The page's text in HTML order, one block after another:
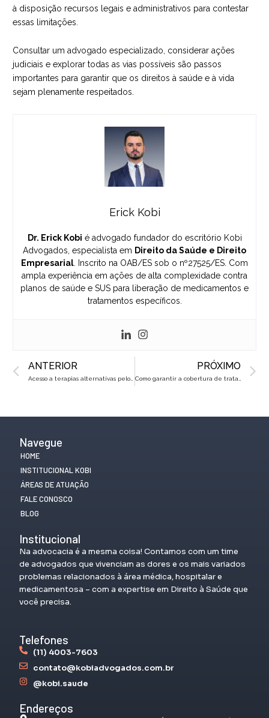
à disposição recursos legais e administrativos para contestar
essas limitações.
Consultar um advogado especializado , considerar ações
judiciais e explorar todas as vias possíveis são passos
importantes para garantir que os direitos à saúde e à vida
sejam plenamente respeitados.
Erick Kobi
Dr. Erick Kobi é advogado fundador do escritório Kobi
Advogados, especialista em Direito da Saúde e Direito
Empresarial . Inscrito na OAB/ES sob o nº27525/ES. Com
ampla experiência em ações de alta complexidade contra
planos de saúde e SUS para liberação de medicamentos e
tratamentos específicos.
Prev
ANTERIOR PRÓXIMO
Navegue
HOME
INSTITUCIONAL KOBI
ÁREAS DE ATUAÇÃO
FALE CONOSCO
BLOG
Institucional
Na advocacia é a mesma coisa! Contamos com um time
de advogados que vivenciam as dores e os mais variados
problemas relacionados à área médica, hospitalar e
medicamentosa – com a expertise em Direito à Saúde que
você precisa.
Telefones
(11) 4003-7603
contato@kobiadvogados.com.br
@kobi.saude
Endereços